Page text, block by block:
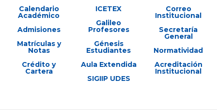
Calendario
Académico
Admisiones
Matrículas y
Notas
Crédito y
Cartera
ICETEX
Galileo
Profesores
Génesis
Estudiantes
Aula Extendida
SIGIIP UDES
Correo
Institucional
Secretaría
General
Normatividad
Acreditación
Institucional